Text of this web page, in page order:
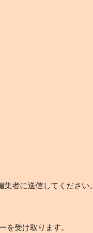
者に送信してください。
を受け取ります。